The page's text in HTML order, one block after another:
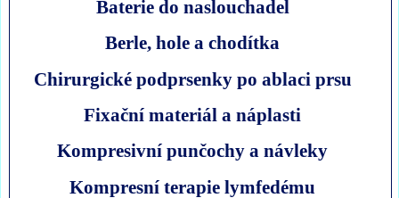
Baterie do naslouchadel
Berle, hole a chodítka
Chirurgické podprsenky po ablaci prsu
Fixační materiál a náplasti
Kompresivní punčochy a návleky
Kompresní terapie lymfedému